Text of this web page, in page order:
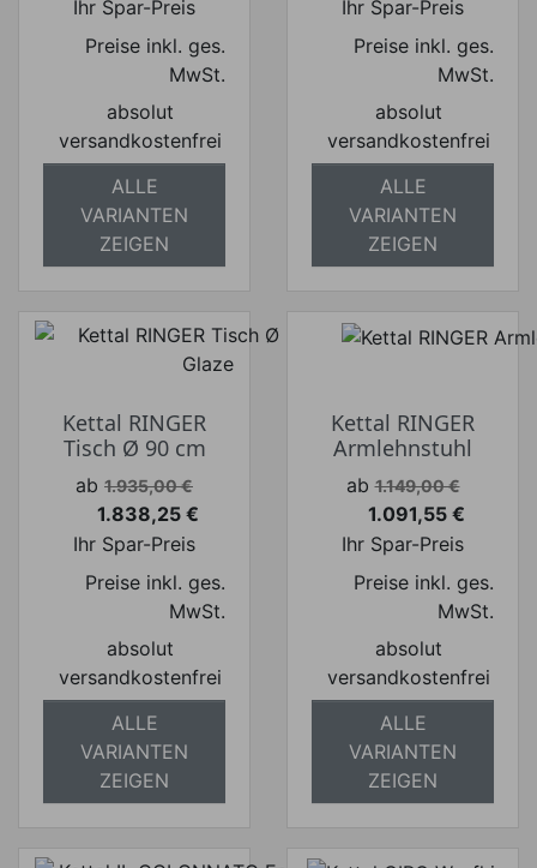
Ihr Spar-Preis
Preise inkl. ges.
MwSt.
absolut
versandkostenfrei
ALLE
VARIANTEN
ZEIGEN
Ihr Spar-Preis
Preise inkl. ges.
MwSt.
absolut
versandkostenfrei
ALLE
VARIANTEN
ZEIGEN
Kettal RINGER
Tisch Ø 90 cm
Verkaufspreis
ab 1.935,00 €
Preis
1.838,25 €
Ihr Spar-Preis
Preise inkl. ges.
MwSt.
absolut
versandkostenfrei
ALLE
VARIANTEN
ZEIGEN
Kettal RINGER
Armlehnstuhl
Verkaufspreis
ab 1.149,00 €
Preis
1.091,55 €
Ihr Spar-Preis
Preise inkl. ges.
MwSt.
absolut
versandkostenfrei
ALLE
VARIANTEN
ZEIGEN